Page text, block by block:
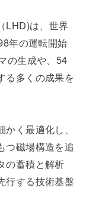
LHD)は、世界
年の運転開始
の生成や、54
る多くの成果を
く最適化し、
つ磁場構造を追
の蓄積と解析
行する技術基盤